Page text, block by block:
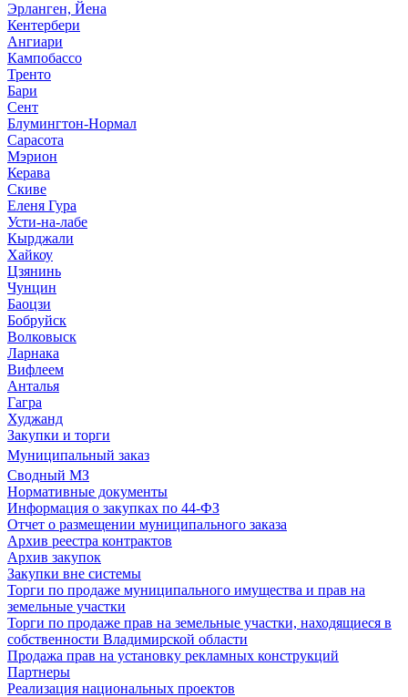
Эрланген, Йена
Кентербери
Ангиари
Кампобассо
Тренто
Бари
Сент
Блумингтон-Нормал
Сарасота
Мэрион
Керава
Скиве
Еленя Гура
Усти-на-лабе
Кырджали
Хайкоу
Цзянинь
Чунцин
Баоцзи
Бобруйск
Волковыск
Ларнака
Вифлеем
Анталья
Гагра
Худжанд
Закупки и торги
Муниципальный заказ
Сводный МЗ
Нормативные документы
Информация о закупках по 44-ФЗ
Отчет о размещении муниципального заказа
Архив реестра контрактов
Архив закупок
Закупки вне системы
Торги по продаже муниципального имущества и прав на
земельные участки
Торги по продаже прав на земельные участки, находящиеся в
собственности Владимирской области
Продажа прав на установку рекламных конструкций
Партнеры
Реализация национальных проектов